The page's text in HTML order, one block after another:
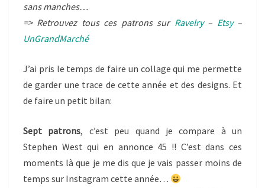
sans manches…
=> Retrouvez tous ces patrons sur Ravelry– Etsy–
UnGrandMarché
J’ai pris le temps de faire un collage qui me permette
de garder une trace de cette année et des designs. Et
de faire un petit bilan:
Sept patrons, c’est peu quand je compare à un
Stephen West qui en annonce 45 !! C’est dans ces
moments là que je me dis que je vais passer moins de
temps sur Instagram cette année…